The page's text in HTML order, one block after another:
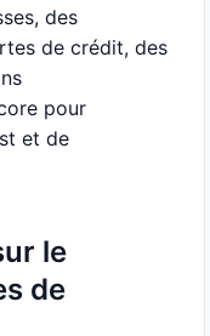
des
de crédit, des
pour
et de
le
de